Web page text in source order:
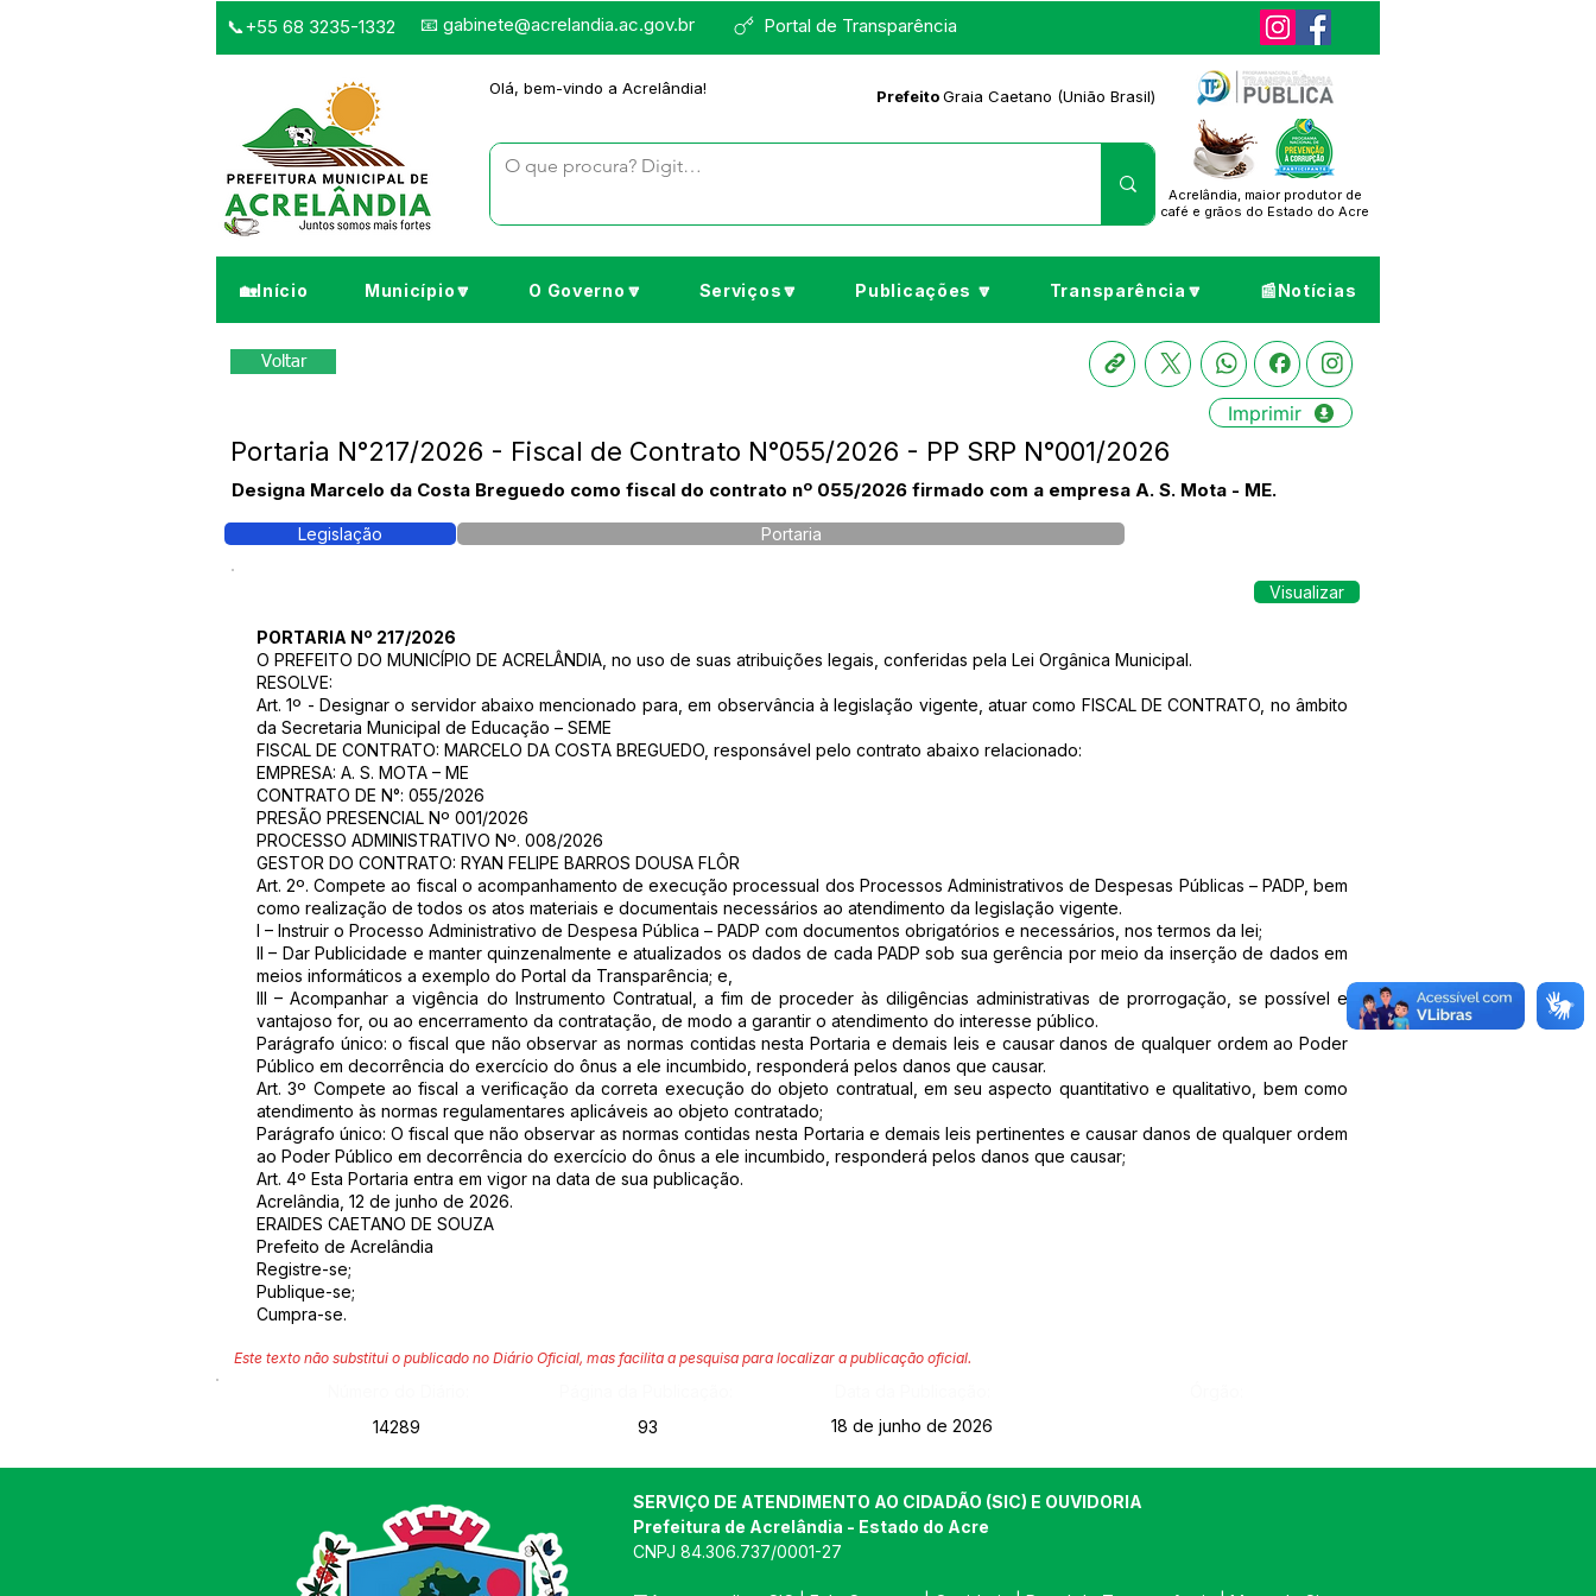
Portal de Transparência
📞+55 68 3235-1332 📧 gabinete@acrelandia.ac.gov.br
Olá, bem-vindo a Acrelândia! PrefeitoGraia Caetano (União Brasil)
Acrelândia, maior produtor de
café e grãos do Estado do Acre
🏡Início Município🔽 O Governo🔽 Serviços🔽 Publicações 🔽 Transparência🔽 📰Notícias
Voltar
Imprimir
Portaria N°217/2026 - Fiscal de Contrato N°055/2026 - PP SRP N°001/2026
Designa Marcelo da Costa Breguedo como fiscal do contrato nº 055/2026 firmado com a empresa A. S. Mota - ME.
Legislação Portaria
Visualizar
PORTARIA Nº 217/2026
O PREFEITO DO MUNICÍPIO DE ACRELÂNDIA, no uso de suas atribuições legais, conferidas pela Lei Orgânica Municipal.
RESOLVE:
Art. 1º - Designar o servidor abaixo mencionado para, em observância à legislação vigente, atuar como FISCAL DE CONTRATO, no âmbito
da Secretaria Municipal de Educação – SEME
FISCAL DE CONTRATO: MARCELO DA COSTA BREGUEDO, responsável pelo contrato abaixo relacionado:
EMPRESA: A. S. MOTA – ME
CONTRATO DE N°: 055/2026
PRESÃO PRESENCIAL Nº 001/2026
PROCESSO ADMINISTRATIVO Nº. 008/2026
GESTOR DO CONTRATO: RYAN FELIPE BARROS DOUSA FLÔR
Art. 2º. Compete ao fiscal o acompanhamento de execução processual dos Processos Administrativos de Despesas Públicas – PADP, bem
como realização de todos os atos materiais e documentais necessários ao atendimento da legislação vigente.
I – Instruir o Processo Administrativo de Despesa Pública – PADP com documentos obrigatórios e necessários, nos termos da lei;
II – Dar Publicidade e manter quinzenalmente e atualizados os dados de cada PADP sob sua gerência por meio da inserção de dados em
meios informáticos a exemplo do Portal da Transparência; e,
III – Acompanhar a vigência do Instrumento Contratual, a fim de proceder às diligências administrativas de prorrogação, se possível e
vantajoso for, ou ao encerramento da contratação, de modo a garantir o atendimento do interesse público.
Parágrafo único: o fiscal que não observar as normas contidas nesta Portaria e demais leis e causar danos de qualquer ordem ao Poder
Público em decorrência do exercício do ônus a ele incumbido, responderá pelos danos que causar.
Art. 3º Compete ao fiscal a verificação da correta execução do objeto contratual, em seu aspecto quantitativo e qualitativo, bem como
atendimento às normas regulamentares aplicáveis ao objeto contratado;
Parágrafo único: O fiscal que não observar as normas contidas nesta Portaria e demais leis pertinentes e causar danos de qualquer ordem
ao Poder Público em decorrência do exercício do ônus a ele incumbido, responderá pelos danos que causar;
Art. 4º Esta Portaria entra em vigor na data de sua publicação.
Acrelândia, 12 de junho de 2026.
ERAIDES CAETANO DE SOUZA
Prefeito de Acrelândia
Registre-se;
Publique-se;
Cumpra-se.
Este texto não substitui o publicado no Diário Oficial, mas facilita a pesquisa para localizar a publicação oficial.
14289
93 18 de junho de 2026
SERVIÇO DE ATENDIMENTO AO CIDADÃO (SIC) E OUVIDORIA
Prefeitura de Acrelândia - Estado do Acre
CNPJ 84.306.737/0001-27